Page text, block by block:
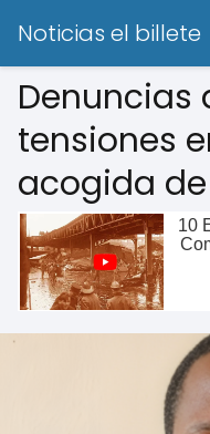
Noticias el billete
Denuncias
tensiones
acogida de